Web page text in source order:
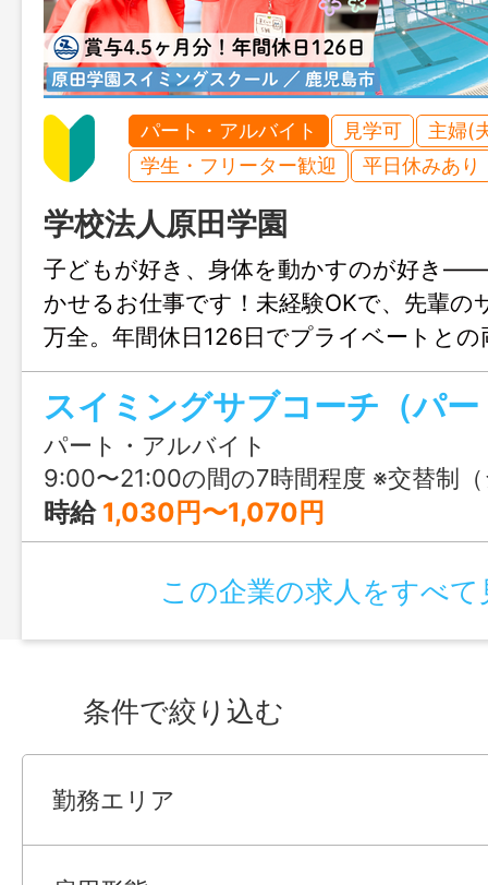
パート・アルバイト 見学可
主婦(
学生・フリーター歓迎
平日休みあり
学校法人原田学園
子どもが好き、身体を動かすのが好き
かせるお仕事です！未経験OKで、先輩の
万全。年間休日126日でプライベートと
もたちと一緒に成長しながら、自分らし
す！
パート・アルバイト
9:00〜21:00の間の7時間程度 ※交替制（シフト制）
時給 1,030円〜1,070円
この企業の求人をすべて
条件で絞り込む
勤務エリア